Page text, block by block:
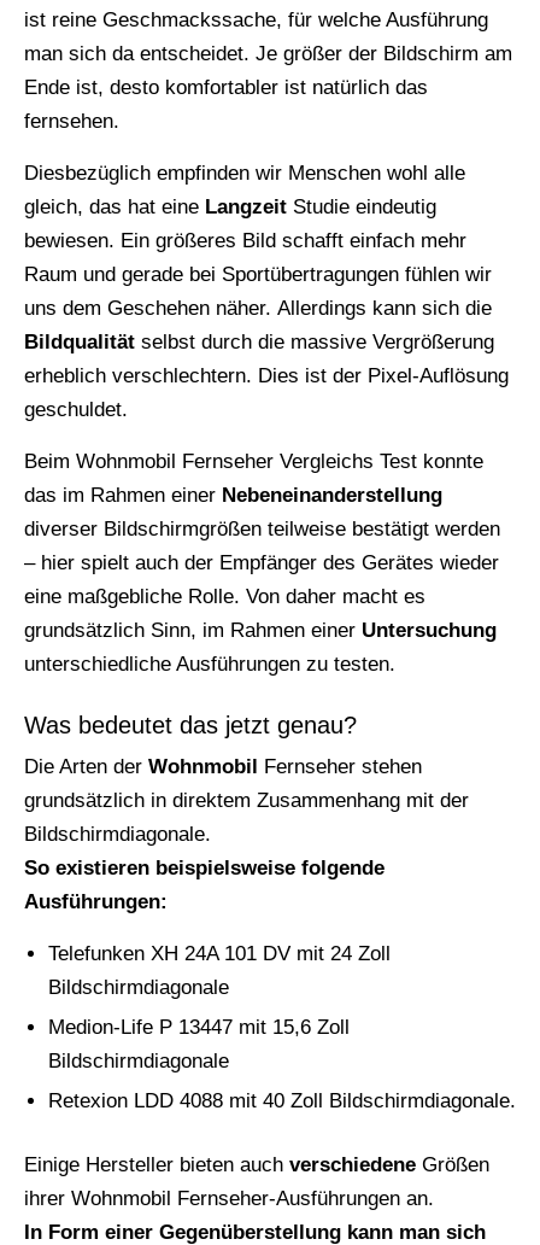
ist reine Geschmackssache, für welche Ausführung
man sich da entscheidet. Je größer der Bildschirm am
Ende ist, desto komfortabler ist natürlich das
fernsehen.
Diesbezüglich empfinden wir Menschen wohl alle
gleich, das hat eine Langzeit Studie eindeutig
bewiesen. Ein größeres Bild schafft einfach mehr
Raum und gerade bei Sportübertragungen fühlen wir
uns dem Geschehen näher. Allerdings kann sich die
Bildqualität selbst durch die massive Vergrößerung
erheblich verschlechtern. Dies ist der Pixel-Auflösung
geschuldet.
Beim Wohnmobil Fernseher Vergleichs Test konnte
das im Rahmen einer Nebeneinanderstellung
diverser Bildschirmgrößen teilweise bestätigt werden
– hier spielt auch der Empfänger des Gerätes wieder
eine maßgebliche Rolle. Von daher macht es
grundsätzlich Sinn, im Rahmen einer Untersuchung
unterschiedliche Ausführungen zu testen.
Was bedeutet das jetzt genau?
Die Arten der Wohnmobil Fernseher stehen
grundsätzlich in direktem Zusammenhang mit der
Bildschirmdiagonale.
So existieren beispielsweise folgende
Ausführungen:
Telefunken XH 24A 101 DV mit 24 Zoll
Bildschirmdiagonale
Medion-Life P 13447 mit 15,6 Zoll
Bildschirmdiagonale
Retexion LDD 4088 mit 40 Zoll Bildschirmdiagonale.
Einige Hersteller bieten auch verschiedene Größen
ihrer Wohnmobil Fernseher-Ausführungen an.
In Form einer Gegenüberstellung kann man sich